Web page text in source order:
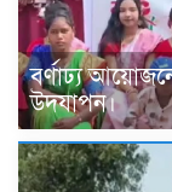
বর্ণাঢ্য
উদযাপন। ‎